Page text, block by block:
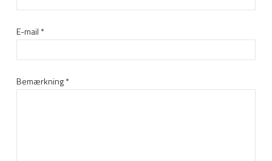
E-mail *
Bemærkning*